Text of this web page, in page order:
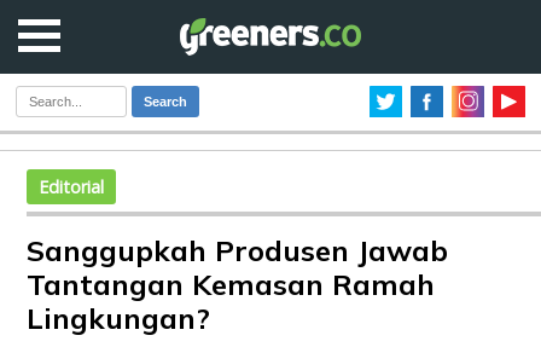
Search
Editorial
Sanggupkah Produsen Jawab
Tantangan Kemasan Ramah
Lingkungan?